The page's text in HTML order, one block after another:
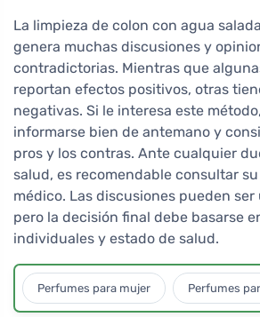
La limpieza de colon con agua
genera muchas discusiones y
contradictorias. Mientras que
reportan efectos positivos, otras
negativas. Si le interesa este
informarse bien de antemano y
pros y los contras. Ante cualquier
salud, es recomendable consultar
médico. Las discusiones pueden
pero la decisión final debe basarse
individuales y estado de salud.
Perfumes para mujer Perfumes